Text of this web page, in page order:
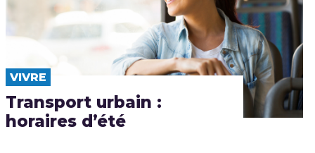
VIVRE
Transport urbain :
horaires d’été